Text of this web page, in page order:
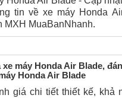
tin về xe máy Honda
MXH MuaBanNhanh.
xe máy Honda Air Blade,
Honda Air Blade
giá chi tiết thiết kế, khả